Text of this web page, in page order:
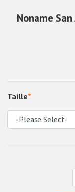
Noname
Taille*